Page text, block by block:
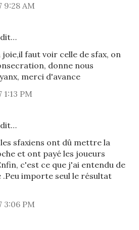
AM
dit…
faut voir celle de sfax, on
donne nous
merci d'avance
PM
dit…
sfaxiens ont dû mettre la
et ont payé les joueurs
c'est ce que j'ai entendu de
.Peu importe seul le résultat
PM